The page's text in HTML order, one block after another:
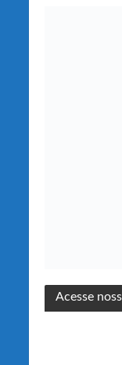
Acesse